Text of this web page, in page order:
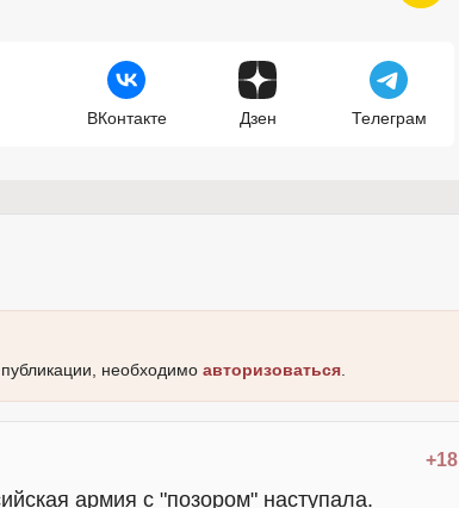
ВКонтакте Дзен Телеграм
необходимо авторизоваться
+18
армия с "позором" наступала.